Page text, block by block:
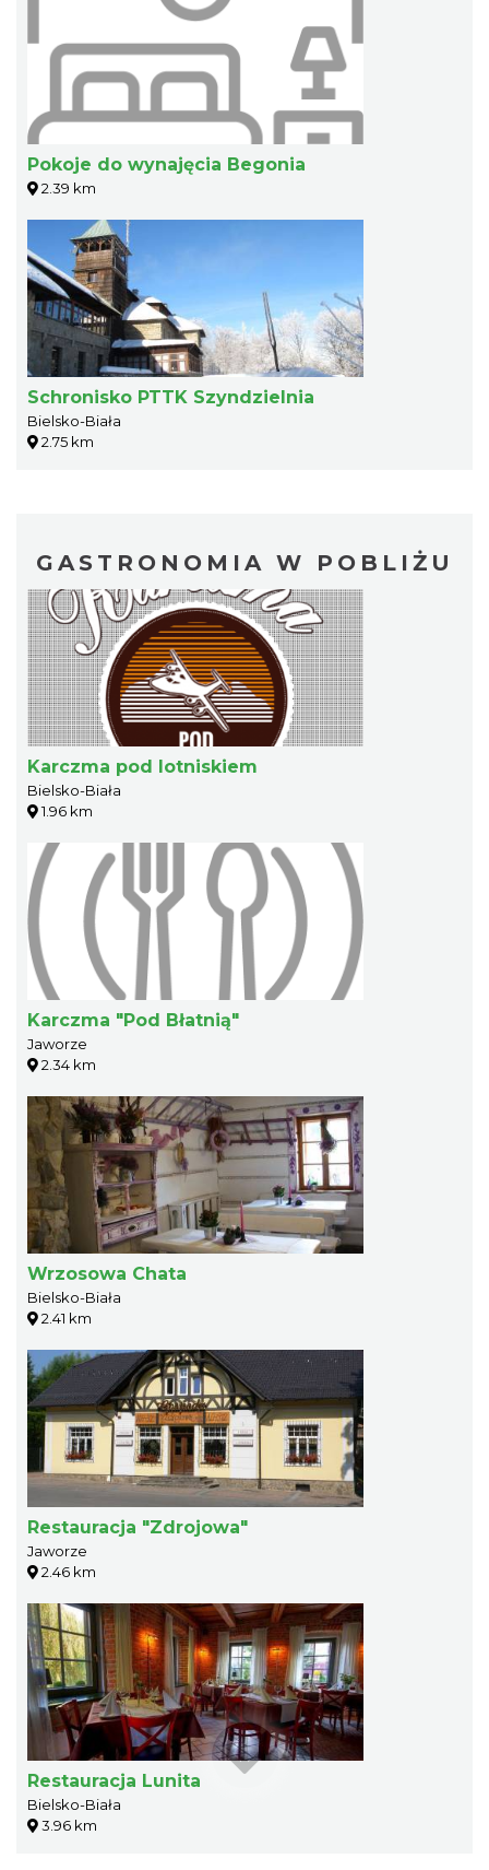
Pokoje do wynajęcia Begonia
2.39 km
Schronisko PTTK Szyndzielnia
Bielsko-Biała
2.75 km
GASTRONOMIA W POBLIŻU
Karczma pod lotniskiem
Bielsko-Biała
1.96 km
Karczma "Pod Błatnią"
Jaworze
2.34 km
Wrzosowa Chata
Bielsko-Biała
2.41 km
Restauracja "Zdrojowa"
Jaworze
2.46 km
Restauracja Lunita
Bielsko-Biała
3.96 km